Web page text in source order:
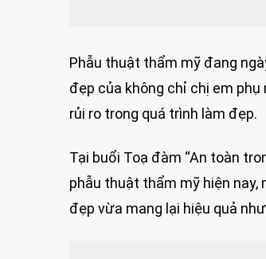
Phẫu thuật thẩm mỹ đang
đẹp của không chỉ chị em phụ
rủi ro trong quá trình làm đẹp.
Tại buổi Toạ đàm “An toàn
phẫu thuật thẩm mỹ hiện nay,
đẹp vừa mang lại hiệu quả